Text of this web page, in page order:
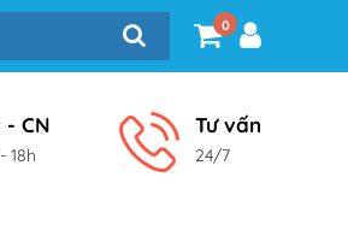
0
- CN
18h
Tư vấn
24/7